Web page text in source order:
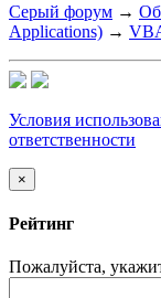
Серый форум →
Applications) →
Условия
ответственности
×
Рейтинг
Пожалуйста,